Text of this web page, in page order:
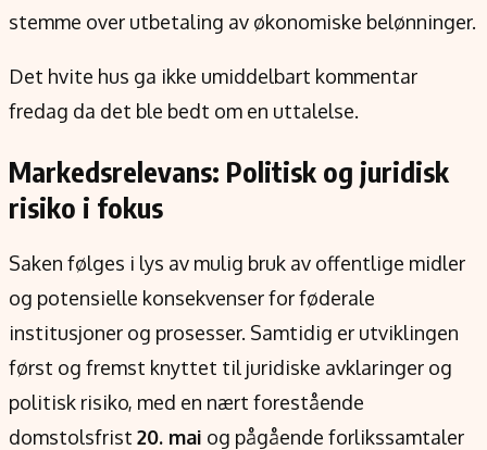
stemme over utbetaling av økonomiske belønninger.
Det hvite hus ga ikke umiddelbart kommentar
fredag da det ble bedt om en uttalelse.
Markedsrelevans: Politisk og juridisk
risiko i fokus
Saken følges i lys av mulig bruk av offentlige midler
og potensielle konsekvenser for føderale
institusjoner og prosesser. Samtidig er utviklingen
først og fremst knyttet til juridiske avklaringer og
politisk risiko, med en nært forestående
domstolsfrist 20. mai og pågående forlikssamtaler